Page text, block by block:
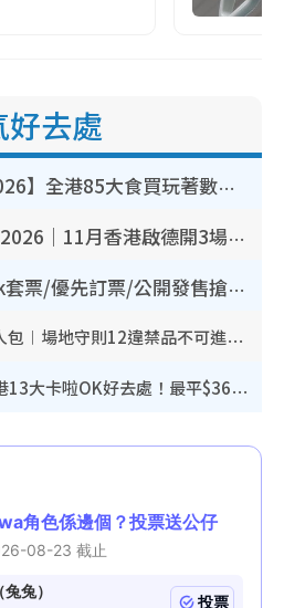
去處
【8月生日優惠2026】全港85大食買玩著數攻略 自助餐/火鍋放題同行免費＋誠品/DONKI送現金券
BIGBANG演唱會2026｜11月香港啟德開3場！實名制VIP申請、優先購票攻略
人夫集團｜Klook套票/優先訂票/公開發售搶飛攻略！附票價.購票連結.場地座位表
啟德體育園入場懶人包︱場地守則12違禁品不可進場准帶細水樽但全場禁樽蓋！應援牌有限制！
唱K推介2026︱全港13大卡啦OK好去處！最平$36起 日文K都有！(附地址+收費詳情)